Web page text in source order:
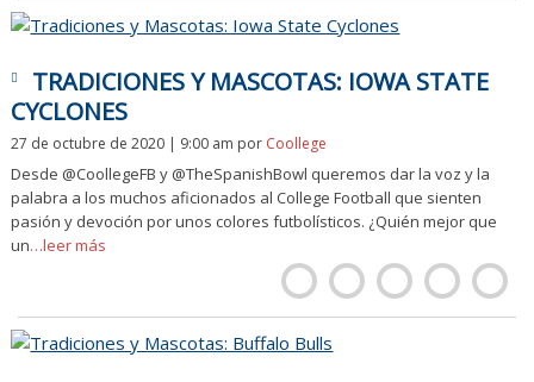
TRADICIONES Y MASCOTAS: IOWA STATE
CYCLONES
27 de octubre de 2020 | 9:00 am por Coollege
Desde @CoollegeFB y @TheSpanishBowl queremos dar la voz y la
palabra a los muchos aficionados al College Football que sienten
pasión y devoción por unos colores futbolísticos. ¿Quién mejor que
un…leer más